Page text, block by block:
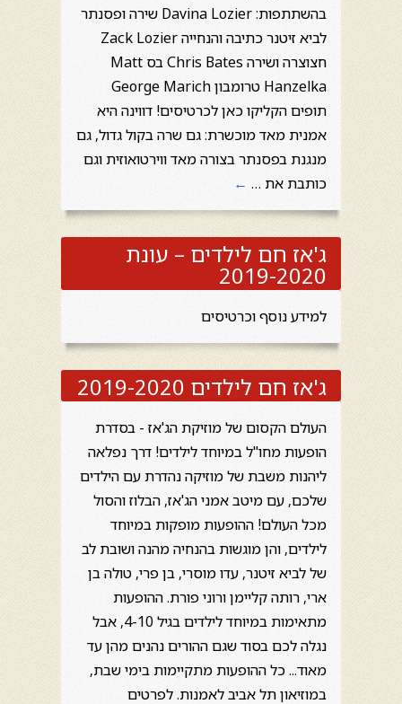
בהשתתפות: Davina Lozier שירה ופסנתר
לביא זיטנר כתיבה והנחייה Zack Lozier
חצוצרה ושירה Chris Bates בס Matt
Hanzelka טרומבון George Marich
תופים הקליקו כאן לכרטיסים! דווינה היא
אמנית מאד מוכשרת: גם שרה בקול גדול, גם
מנגנת בפסנתר בצורה מאד ווירטואוזית וגם
כותבת את … ←
ג'אז חם לילדים – עונת
2019-2020
למידע נוסף וכרטיסים
ג'אז חם לילדים 2019-2020
העולם הקסום של מוזיקת הג'אז - בסדרת
הופעות מחו"ל במיוחד לילדים! דרך נפלאה
ליהנות משבת של מוזיקה נהדרת עם הילדים
שלכם, עם מיטב אמני הג'אז, הבלוז והסול
מכל העולם! ההופעות מופקות במיוחד
לילדים, והן מוגשות בהנחיה מהנה ושובת לב
של לביא זיטנר, עדו מוסרי, בן פרי, טולה בן
ארי, רותה קליימן ורוני פורת. ההופעות
מתאימות במיוחד לילדים בגיל 4-10, אבל
נגלה לכם בסוד שגם ההורים נהנים מהן עד
מאוד... כל ההופעות מתקיימות בימי שבת,
במוזיאון תל אביב לאמנות. לפרטים